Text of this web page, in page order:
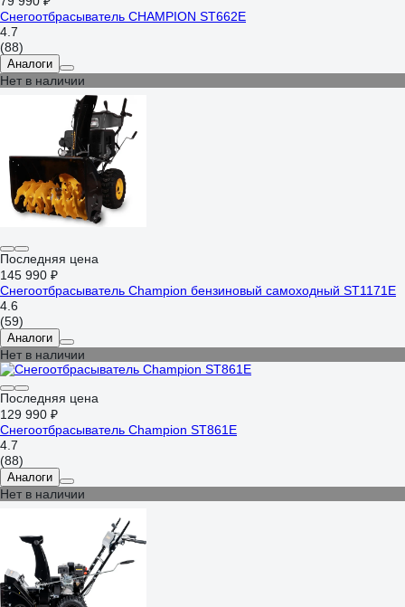
Снегоотбрасыватель CHAMPION ST662E
4.7
(88)
Аналоги
Нет в наличии
Последняя цена
145 990 ₽
Снегоотбрасыватель Champion бензиновый самоходный ST1171E
4.6
(59)
Аналоги
Нет в наличии
Последняя цена
129 990 ₽
Снегоотбрасыватель Champion ST861E
4.7
(88)
Аналоги
Нет в наличии